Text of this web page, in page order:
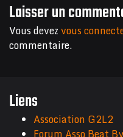
Laisser un
Vous devezvous
commentaire.
Liens
Association G2L2